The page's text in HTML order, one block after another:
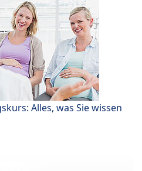
Alles, was Sie wissen